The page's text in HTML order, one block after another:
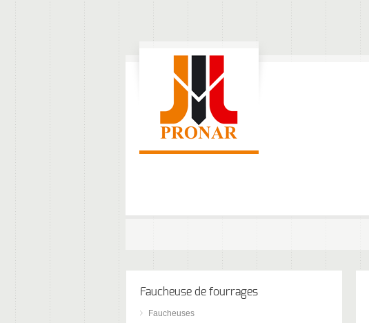
Faucheuse de fourrages
Faucheuses